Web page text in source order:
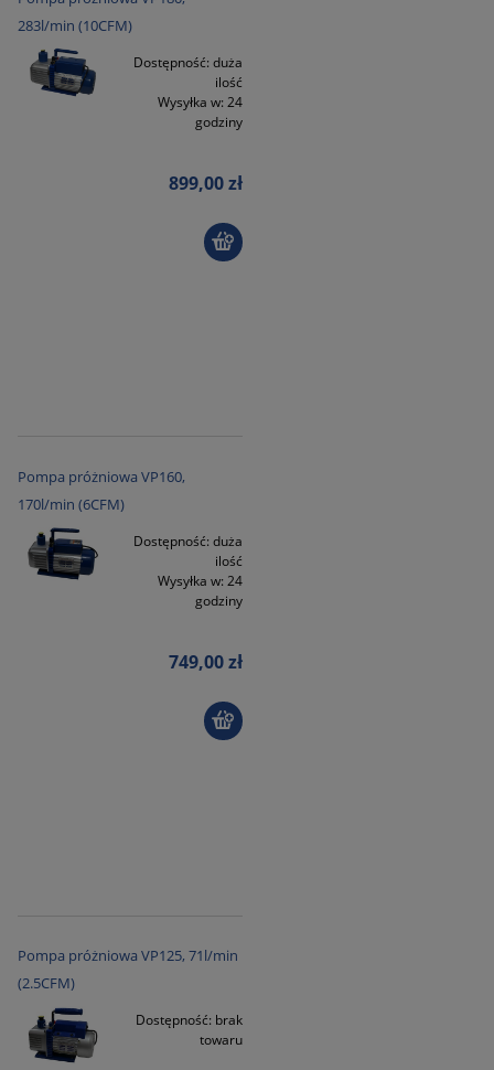
283l/min (10CFM)
Dostępność: duża
ilość
Wysyłka w: 24
godziny
899,00 zł
Pompa próżniowa VP160,
170l/min (6CFM)
Dostępność: duża
ilość
Wysyłka w: 24
godziny
749,00 zł
Pompa próżniowa VP125, 71l/min
(2.5CFM)
Dostępność: brak
towaru